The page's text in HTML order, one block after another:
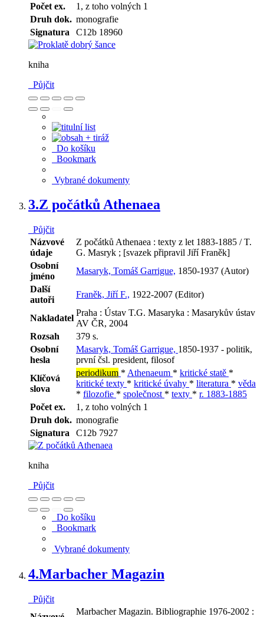
Počet ex.
1, z toho volných 1
Druh dok. monografie
Signatura
C12b 18960
kniha
Půjčit
Do košíku
Bookmark
Vybrané dokumenty
3.Z počátků Athenaea
Půjčit
Názvové
údaje
Z počátků Athenaea : texty z let 1883-1885 / T.
G. Masryk ; [svazek připravil Jiří Franěk]
Osobní
jméno
Masaryk, Tomáš Garrigue, 1850-1937 (Autor)
Další
autoři
Franěk, Jiří F., 1922-2007 (Editor)
Nakladatel
Praha : Ústav T.G. Masaryka : Masarykův ústav
AV ČR, 2004
Rozsah
379 s.
Osobní
hesla
Masaryk, Tomáš Garrigue, 1850-1937 - politik,
první čsl. president, filosof
Klíčová
slova
periodikum * Athenaeum * kritické statě *
kritické texty * kritické úvahy * literatura * věda
* filozofie * společnost * texty * r. 1883-1885
Počet ex.
1, z toho volných 1
Druh dok. monografie
Signatura
C12b 7927
kniha
Půjčit
Do košíku
Bookmark
Vybrané dokumenty
4.Marbacher Magazin
Půjčit
Marbacher Magazin. Bibliographie 1976-2002 :